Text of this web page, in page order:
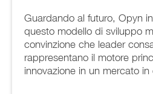
Guardando al futuro, Opyn
questo modello di sviluppo
convinzione che leader
rappresentano il motore
innovazione in un mercato